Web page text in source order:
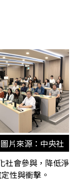
圖片來源：中央社
社會參與，降低淨
性與衝擊。